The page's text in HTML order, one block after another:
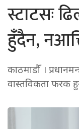
स्टाटसः
हुँदैन,
काठमाडौँ ।
वास्तविकता फरक